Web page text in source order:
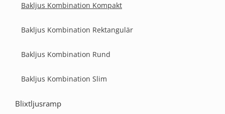
Bakljus Kombination Kompakt
Bakljus Kombination Rektangulär
Bakljus Kombination Rund
Bakljus Kombination Slim
Blixtljusramp